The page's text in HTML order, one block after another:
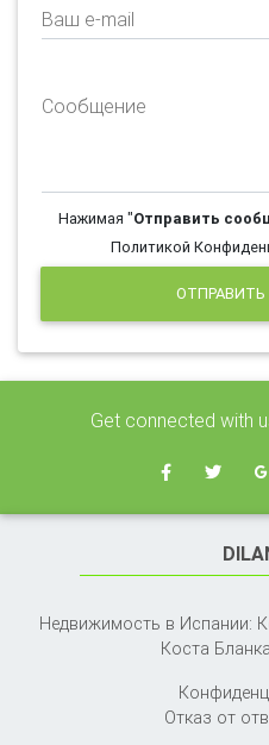
Ваш e-mail
Сообщение
Нажимая "Отправить
Политикой
Get connected with
Недвижимость в Испании:
Коста
Отказ от